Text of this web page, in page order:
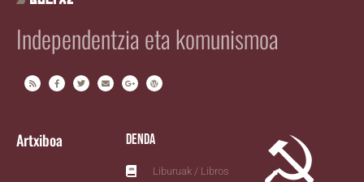
Independentzia eta komunismoa
Artxiboa Denda
Liburuak / Libros